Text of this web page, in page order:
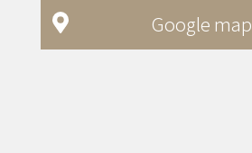
Google map